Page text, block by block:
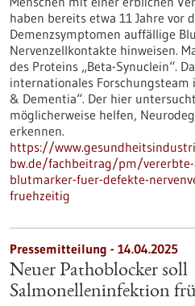
haben bereits etwa 11 Jahre vor
Demenzsymptomen auffällige
Nervenzellkontakte hinweisen.
des Proteins „Beta-Synuclein“.
internationales Forschungsteam
& Dementia“. Der hier
möglicherweise helfen,
erkennen.
https://
bw.de/fachbeitrag/pm/
blutmarker-fuer-defekte-
fruehzeitig
Pressemitteilung - 14.04.2025
Neuer Pathoblocker soll
Salmonelleninfektion